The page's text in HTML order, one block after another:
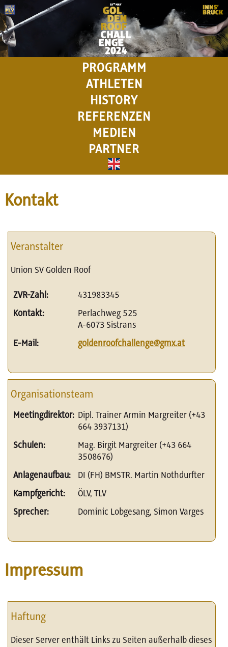
PROGRAMM
ATHLETEN
HISTORY
REFERENZEN
MEDIEN
PARTNER
Kontakt
Veranstalter
Union SV Golden Roof
ZVR-Zahl:
431983345
Kontakt:
Perlachweg 525
A-6073 Sistrans
E-Mail:
goldenroofchallenge@gmx.at
Organisationsteam
Meetingdirektor: Dipl. Trainer Armin Margreiter (+43
664 3937131)
Schulen:
Mag. Birgit Margreiter (+43 664
3508676)
Anlagenaufbau:
DI (FH) BMSTR. Martin Nothdurfter
Kampfgericht:
ÖLV, TLV
Sprecher:
Dominic Lobgesang, Simon Varges
Impressum
Haftung
Dieser Server enthält Links zu Seiten außerhalb dieses